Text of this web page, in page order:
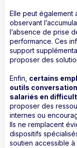
Elle peut également
observant
l’absence de prise
performance. Ces
support
proposer des
Enfin, certains
outils
salariés en
proposer des
internes ou
Ils ne remplacent
dispositifs
soutien accessible à